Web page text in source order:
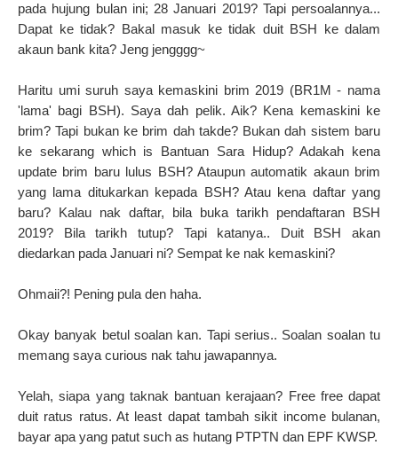
pada hujung bulan ini; 28 Januari 2019? Tapi persoalannya...
Dapat ke tidak? Bakal masuk ke tidak duit BSH ke dalam
akaun bank kita? Jeng jengggg~
Haritu umi suruh saya kemaskini brim 2019 (BR1M - nama
'lama' bagi BSH). Saya dah pelik. Aik? Kena kemaskini ke
brim? Tapi bukan ke brim dah takde? Bukan dah sistem baru
ke sekarang which is Bantuan Sara Hidup? Adakah kena
update brim baru lulus BSH? Ataupun automatik akaun brim
yang lama ditukarkan kepada BSH? Atau kena daftar yang
baru? Kalau nak daftar, bila buka tarikh pendaftaran BSH
2019? Bila tarikh tutup? Tapi katanya.. Duit BSH akan
diedarkan pada Januari ni? Sempat ke nak kemaskini?
Ohmaii?! Pening pula den haha.
Okay banyak betul soalan kan. Tapi serius.. Soalan soalan tu
memang saya curious nak tahu jawapannya.
Yelah, siapa yang taknak bantuan kerajaan? Free free dapat
duit ratus ratus. At least dapat tambah sikit income bulanan,
bayar apa yang patut such as hutang PTPTN dan EPF KWSP.